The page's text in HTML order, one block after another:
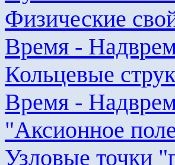
Физические
Время -
Кольцевые
Время -
"Аксионное
Узловые точки "